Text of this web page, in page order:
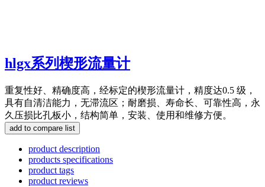
hlgx系列楔形流量计
重复性好、精确度高，经标定的楔形流量计，精度达0.5 级，
具有自清洁能力，无滞流区；耐磨损、寿命长、可靠性高，永
久压损比孔板小，结构简单，安装、使用和维修方便。
product description
products specifications
product tags
product reviews